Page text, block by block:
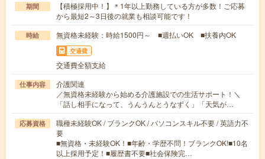
期間
【積極採用中！】＊1年以上勤務している方が多数！ご応募
から最短2～3日後の就業も相談可能です！
時給 無資格未経験：時給1500円～ ■週払いOK ■扶養内OK
交通費
交通費全額支給
仕事内容
介護関連
／無資格未経験から始める介護施設での生活サポート！＼
「話し相手になって、うんうんとうなずく」「天気が…
応募資格
職種未経験OK / ブランクOK / パソコンスキル不要 / 英語力不
要
■無資格・未経験OK！■年齢・学歴不問！ブランクOK!■10名
以上採用予定！■履歴書不要■社会保険完…